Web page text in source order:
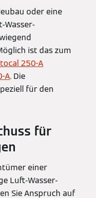
oder eine
Wasser-
ist das zum
250-A
A. Die
für den
für
einer
Luft-Wasser-
Sie Anspruch auf